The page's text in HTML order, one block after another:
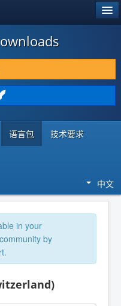
语言包 技术要求
中文
in your
by